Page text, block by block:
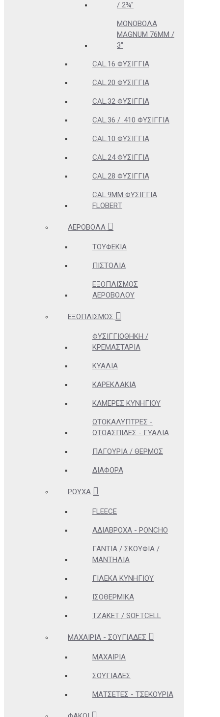
/ 2¾"
ΜΟΝΌΒΟΛΑ
MAGNUM 76MM /
3"
CAL.16 ΦΥΣΊΓΓΙΑ
CAL.20 ΦΥΣΊΓΓΙΑ
CAL.32 ΦΥΣΊΓΓΙΑ
CAL.36 / .410 ΦΥΣΊΓΓΙΑ
CAL.10 ΦΥΣΊΓΓΙΑ
CAL.24 ΦΥΣΊΓΓΙΑ
CAL.28 ΦΥΣΊΓΓΙΑ
CAL.9MM ΦΥΣΊΓΓΙΑ
FLOBERT
ΑΕΡΟΒΌΛΑ
ΤΟΥΦΈΚΙΑ
ΠΙΣΤΌΛΙΑ
ΕΞΟΠΛΙΣΜΌΣ
ΑΕΡΟΒΌΛΟΥ
ΕΞΟΠΛΙΣΜΌΣ
ΦΥΣΙΓΓΙΟΘΉΚΗ /
ΚΡΕΜΑΣΤΆΡΙΑ
ΚΥΆΛΙΑ
ΚΑΡΕΚΛΆΚΙΑ
ΚΆΜΕΡΕΣ ΚΥΝΗΓΊΟΥ
ΩΤΟΚΑΛΎΠΤΡΕΣ -
ΩΤΟΑΣΠΊΔΕΣ - ΓΥΑΛΙΆ
ΠΑΓΟΎΡΙΑ / ΘΕΡΜΌΣ
ΔΙΆΦΟΡΑ
ΡΟΎΧΑ
FLEECE
ΑΔΊΑΒΡΟΧΑ - PONCHO
ΓΆΝΤΙΑ / ΣΚΟΥΦΙΆ /
ΜΑΝΤΉΛΙΑ
ΓΙΛΈΚΑ ΚΥΝΗΓΊΟΥ
ΙΣΟΘΕΡΜΙΚΆ
ΤΖΆΚΕΤ / SOFTCELL
ΜΑΧΑΊΡΙΑ - ΣΟΥΓΙΆΔΕΣ
ΜΑΧΑΊΡΙΑ
ΣΟΥΓΙΆΔΕΣ
ΜΑΤΣΈΤΕΣ - ΤΣΕΚΟΎΡΙΑ